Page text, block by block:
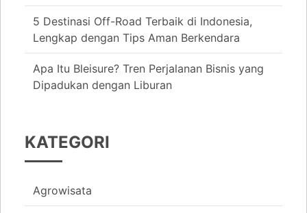
5 Destinasi Off-Road Terbaik di Indonesia,
Lengkap dengan Tips Aman Berkendara
Apa Itu Bleisure? Tren Perjalanan Bisnis yang
Dipadukan dengan Liburan
KATEGORI
Agrowisata